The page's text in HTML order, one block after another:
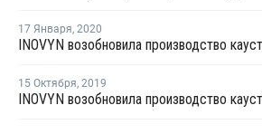
17 Января, 2020
15 Октября, 2019